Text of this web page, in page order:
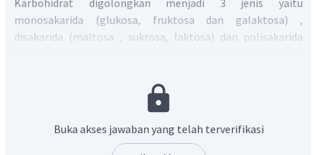
monosakarida (glukosa, fruktosa dan galaktosa) ,
disakarida (maltosa , sukrosa, laktosa) dan polisakarida
karbohidrat oleh asam sulfat pekat.
Uji positif jika timbul cincin merah ungu
Buka akses jawaban yang telah terverifikasi